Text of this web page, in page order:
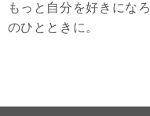
もっと自分を好きにな
のひとときに。